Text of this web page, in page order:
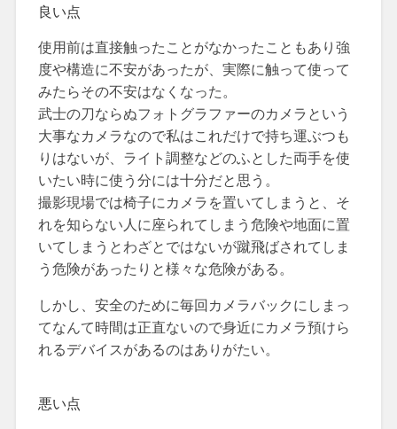
良い点
使用前は直接触ったことがなかったこともあり強
度や構造に不安があったが、実際に触って使って
みたらその不安はなくなった。
武士の刀ならぬフォトグラファーのカメラという
大事なカメラなので私はこれだけで持ち運ぶつも
りはないが、ライト調整などのふとした両手を使
いたい時に使う分には十分だと思う。
撮影現場では椅子にカメラを置いてしまうと、そ
れを知らない人に座られてしまう危険や地面に置
いてしまうとわざとではないが蹴飛ばされてしま
う危険があったりと様々な危険がある。
しかし、安全のために毎回カメラバックにしまっ
てなんて時間は正直ないので身近にカメラ預けら
れるデバイスがあるのはありがたい。
悪い点